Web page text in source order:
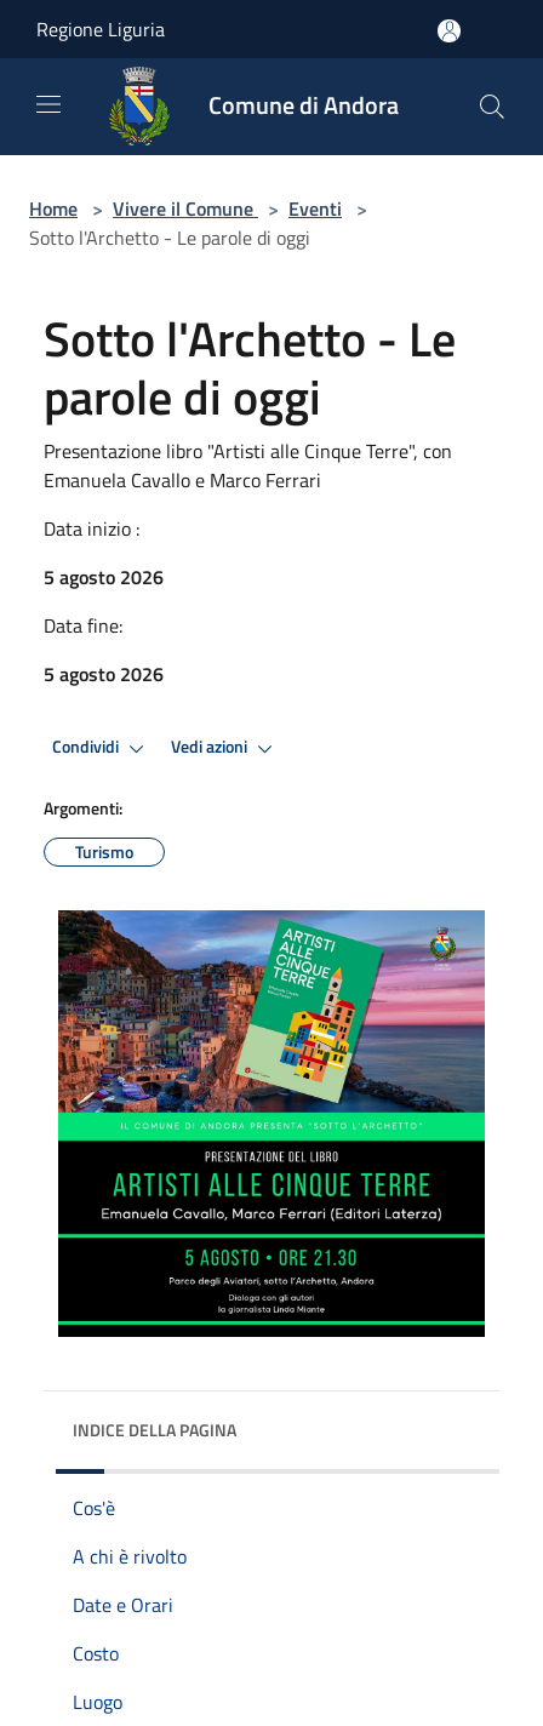
Regione Liguria
Comune di Andora
Home > Vivere il Comune > Eventi >
Sotto l'Archetto - Le parole di oggi
Sotto l'Archetto - Le
parole di oggi
Presentazione libro "Artisti alle Cinque Terre", con
Emanuela Cavallo e Marco Ferrari
Data inizio :
5 agosto 2026
Data fine:
5 agosto 2026
Condividi Vedi azioni
Argomenti:
Turismo
INDICE DELLA PAGINA
Cos'è
A chi è rivolto
Date e Orari
Costo
Luogo